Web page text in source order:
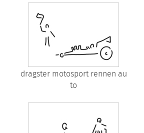
dragster motosport rennen au
to